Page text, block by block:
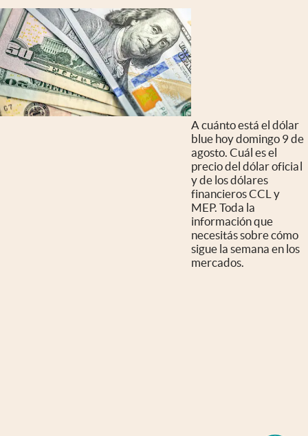
A cuánto está el dólar
blue hoy domingo 9 de
agosto. Cuál es el
precio del dólar oficial
y de los dólares
financieros CCL y
MEP. Toda la
información que
necesitás sobre cómo
sigue la semana en los
mercados.